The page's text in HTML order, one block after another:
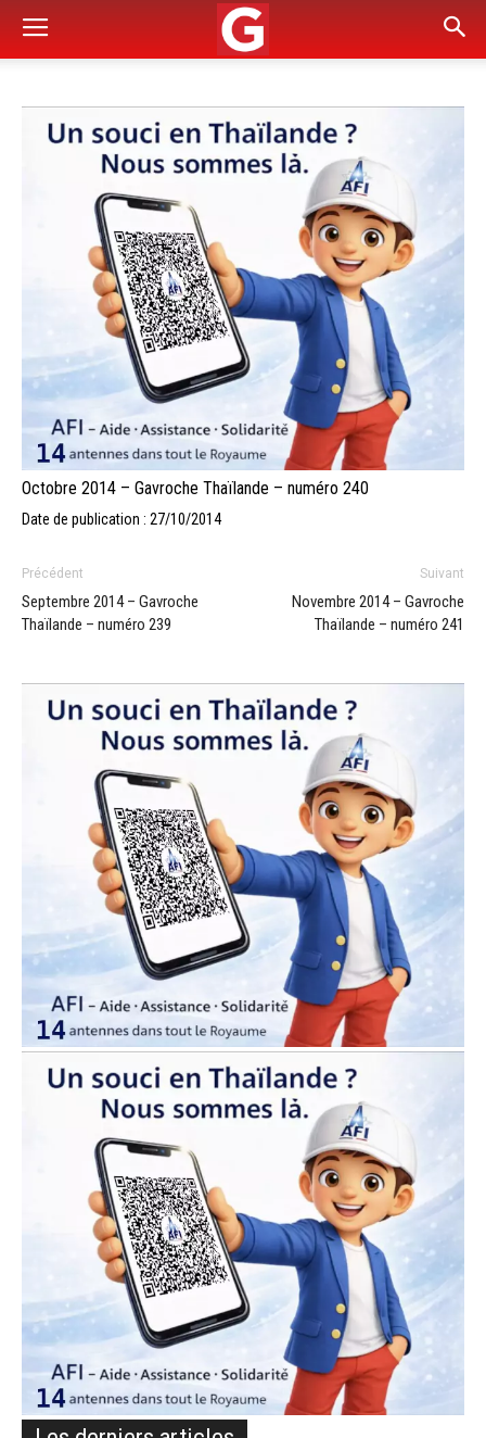
Octobre 2014 – Gavroche Thaïlande – numéro 240
Date de publication : 27/10/2014
Précédent
Septembre 2014 – Gavroche
Thaïlande – numéro 239
Suivant
Novembre 2014 – Gavroche
Thaïlande – numéro 241